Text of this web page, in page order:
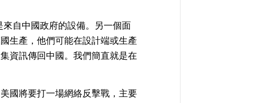
自中國政府的設備。另一個面
生產，他們可能在設計端或生產
資訊傳回中國。我們簡直就是在
國將要打一場網絡反擊戰，主要